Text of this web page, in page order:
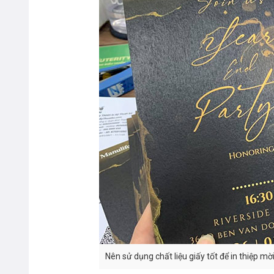
Nên sử dụng chất liệu giấy tốt để in thiệp mời